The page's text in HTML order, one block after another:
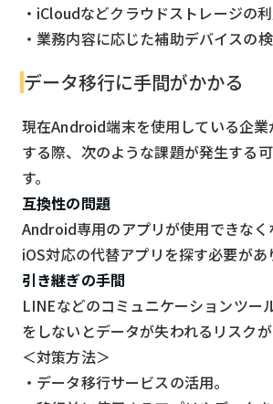
・iCloudなどクラウドストレージの利
・業務内容に応じた補助デバイスの検
データ移行に手間がかかる
現在Android端末を使用している企
する際、次のような課題が発生する
す。
互換性の問題
Android専用のアプリが使用できなく
iOS対応の代替アプリを探す必要があ
引き継ぎの手間
LINEなどのコミュニケーションツー
をしないとデータが失われるリスクが
＜対策方法＞
・データ移行サービスの活用。